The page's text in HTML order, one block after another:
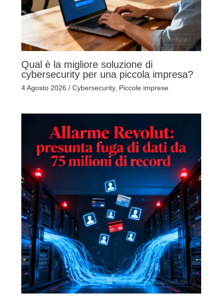
Qual è la migliore soluzione di
cybersecurity per una piccola impresa?
4 Agosto 2026 / Cybersecurity, Piccole imprese